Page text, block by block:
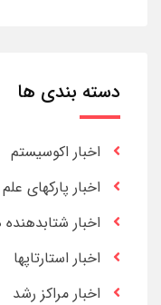
دسته بندی ها
اخبار اکوسیستم
اخبار پارکهای
اخبار شتابدهنده
اخبار استارتاپها
اخبار مراکز رشد